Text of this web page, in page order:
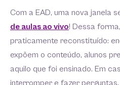
Com a EAD, uma nova janela
de aulas ao vivo! Dessa
praticamente reconstituído:
expõem o conteúdo, alunos
aquilo que foi ensinado. Em